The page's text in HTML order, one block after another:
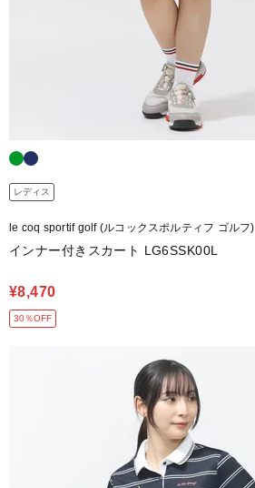
レディス
le coq sportif golf (ルコックスポルティフ ゴルフ)
インナー付きスカート LG6SSK00L
¥8,470
30％OFF